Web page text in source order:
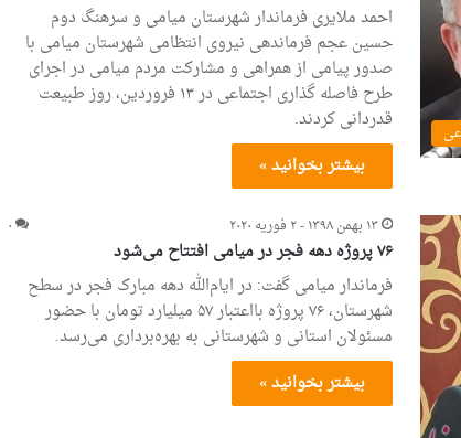
احمد ملایری فرماندار شهرستان میامی و سرهنگ دوم
حسین عجم فرماندهی نیروی انتظامی شهرستان میامی با
صدور پیامی از همراهی و مشارکت مردم میامی در اجرای
طرح فاصله گذاری اجتماعی در ۱۳ فروردین، روز طبیعت
قدردانی کردند.
بیشتر بخوانید »
۱۳ بهمن ۱۳۹۸ - ۲ فوریه ۲۰۲۰ ۰
۷۶ پروژه دهه فجر در میامی افتتاح می‌شود
فرماندار میامی گفت: در ایام‌الله دهه مبارک فجر در سطح
شهرستان، ۷۶ پروژه بااعتبار ۵۷ میلیارد تومان با حضور
مسئولان استانی و شهرستانی به بهره‌برداری می‌رسد.
بیشتر بخوانید »